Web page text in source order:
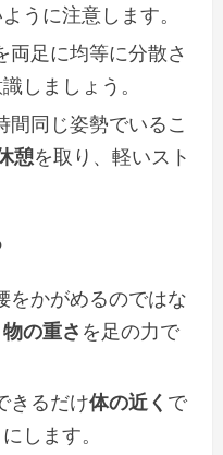
うに注意します。
両足に均等に分散さ
しましょう。
間同じ姿勢でいるこ
憩を取り、軽いスト
をかがめるのではな
物の重さ を足の力で
きるだけ体の近く で
します。